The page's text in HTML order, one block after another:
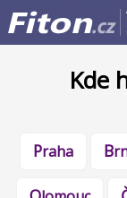
Kde
Praha